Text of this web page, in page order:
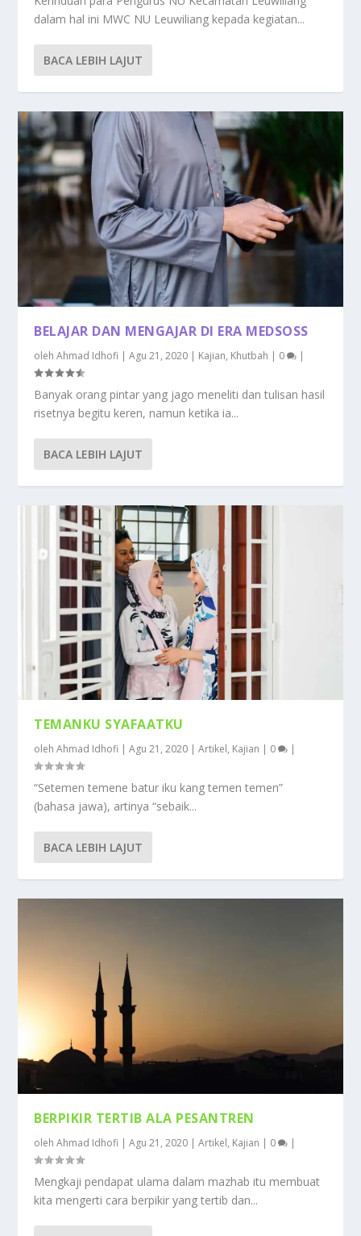
dalam hal ini MWC NU Leuwiliang kepada kegiatan...
BACA LEBIH LAJUT
BELAJAR DAN MENGAJAR DI ERA MEDSOSS
olehAhmad Idhofi |Agu 21, 2020 | Kajian, Khutbah | 0 |
Banyak orang pintar yang jago meneliti dan tulisan hasil
risetnya begitu keren, namun ketika ia...
BACA LEBIH LAJUT
TEMANKU SYAFAATKU
olehAhmad Idhofi |Agu 21, 2020 |Artikel, Kajian 0
“Setemen temene batur iku kang temen temen”
(bahasa jawa), artinya “sebaik...
BACA LEBIH LAJUT
BERPIKIR TERTIB ALA PESANTREN
olehAhmad Idhofi |Agu 21, 2020 |Artikel, Kajian | 0 |
Mengkaji pendapat ulama dalam mazhab itu membuat
kita mengerti cara berpikir yang tertib dan...